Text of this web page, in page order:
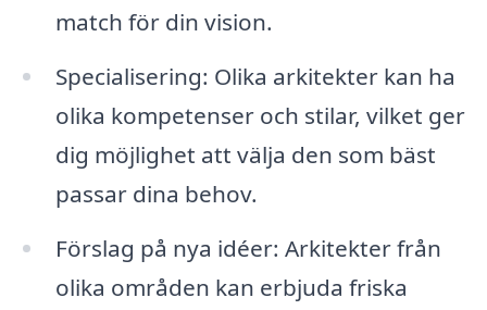
match för din vision.
Specialisering: Olika arkitekter kan ha
olika kompetenser och stilar, vilket ger
dig möjlighet att välja den som bäst
passar dina behov.
Förslag på nya idéer: Arkitekter från
olika områden kan erbjuda friska